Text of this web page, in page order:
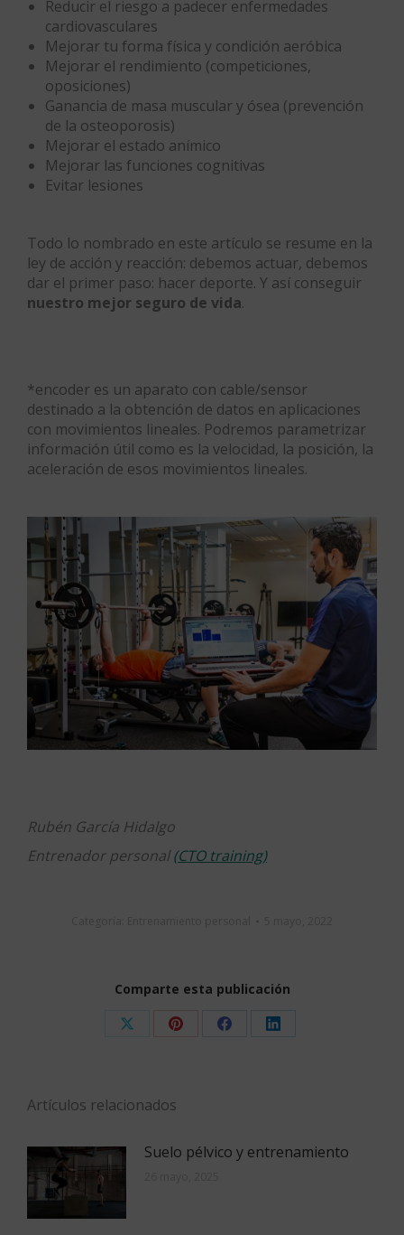
Reducir el riesgo a padecer enfermedades
cardiovasculares
Mejorar tu forma física y condición aeróbica
Mejorar el rendimiento (competiciones,
oposiciones)
Ganancia de masa muscular y ósea (prevención
de la osteoporosis)
Mejorar el estado anímico
Mejorar las funciones cognitivas
Evitar lesiones
Todo lo nombrado en este artículo se resume en la
ley de acción y reacción: debemos actuar, debemos
dar el primer paso: hacer deporte. Y así conseguir
nuestro mejor seguro de vida.
*encoder es un aparato con cable/sensor
destinado a la obtención de datos en aplicaciones
con movimientos lineales. Podremos parametrizar
información útil como es la velocidad, la posición, la
aceleración de esos movimientos lineales.
Rubén García Hidalgo
Entrenador personal(CTO training)
Comparte esta publicación
Share
Share
Share
Share
Artículos relacionados
Suelo pélvico y entrenamiento